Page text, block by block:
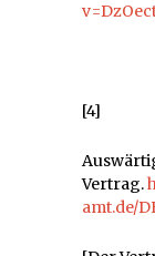
[4]
Vertrag.
amt.de/